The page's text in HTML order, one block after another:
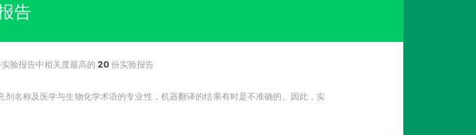
告
验报告中相关度最高的 20份实验报告
名称及医学与生物化学术语的专业性，机器翻译的结果有时是不准确的。因此，实